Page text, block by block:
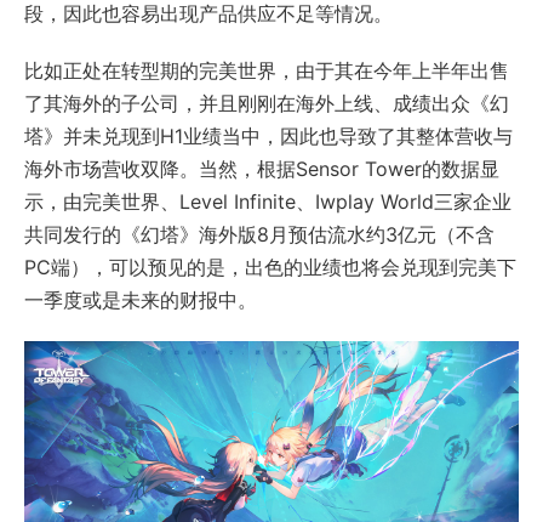
段，因此也容易出现产品供应不足等情况。
比如正处在转型期的完美世界，由于其在今年上半年出售
了其海外的子公司，并且刚刚在海外上线、成绩出众《幻
塔》并未兑现到H1业绩当中，因此也导致了其整体营收与
海外市场营收双降。当然，根据Sensor Tower的数据显
示，由完美世界、Level Infinite、Iwplay World三家企业
共同发行的《幻塔》海外版8月预估流水约3亿元（不含
PC端），可以预见的是，出色的业绩也将会兑现到完美下
一季度或是未来的财报中。